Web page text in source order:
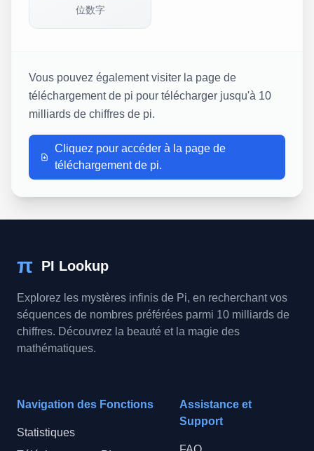
位数字
Vous pouvez également visiter la page de
téléchargement de pi pour télécharger jusqu'à 10
milliards de chiffres de pi.
Cliquez pour accéder à la page de
téléchargement de pi.
π PI Lookup
Explorez les mystères infinis de Pi, en recherchant vos
séquences de nombres préférées parmi 10 milliards de
chiffres. Découvrez la beauté et la magie des
mathématiques.
Navigation des Fonctions
Statistiques
Assistance et
Support